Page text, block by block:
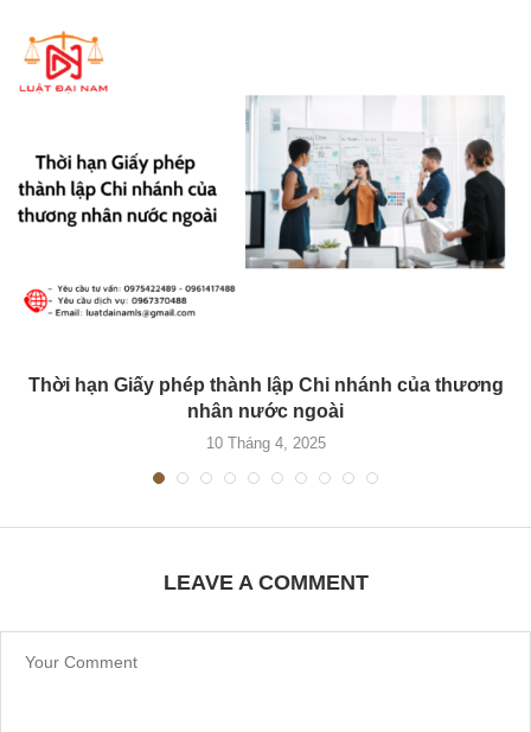
Thời hạn Giấy phép thành lập Chi nhánh của thương
nhân nước ngoài
10 Tháng 4, 2025
LEAVE A COMMENT